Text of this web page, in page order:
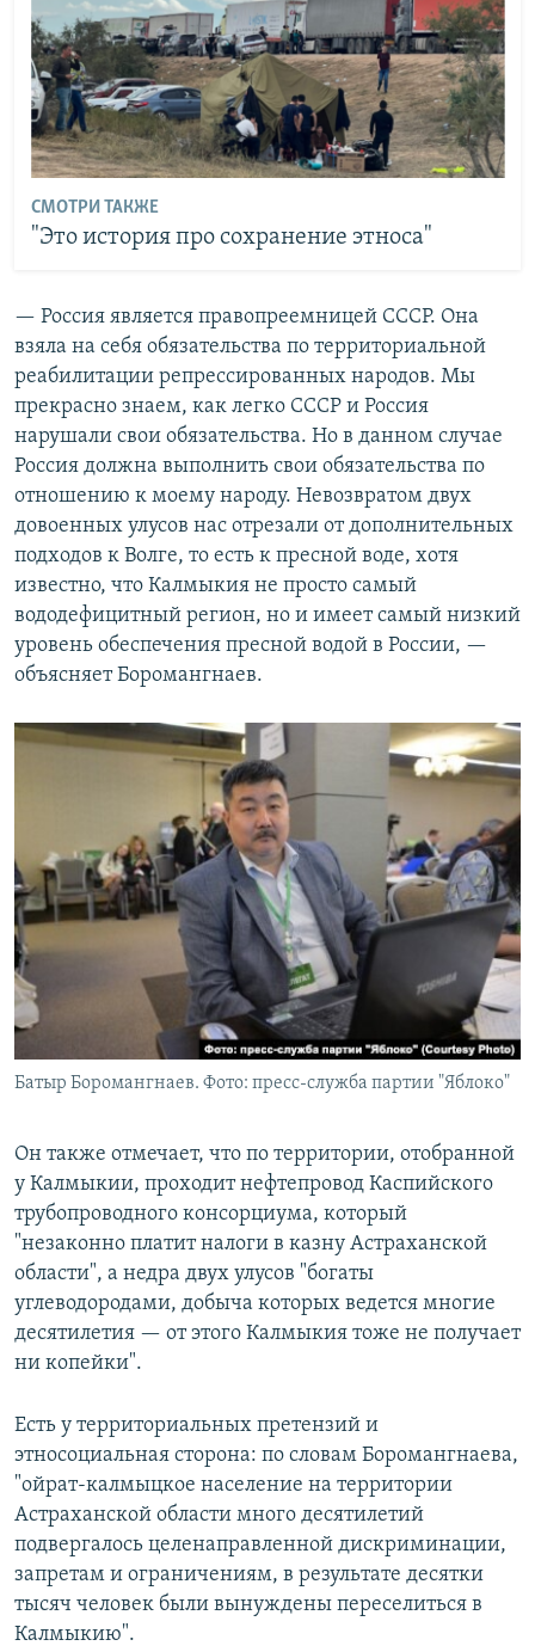
СМОТРИ ТАКЖЕ
"Это история про сохранение этноса"
— Россия является правопреемницей СССР. Она
взяла на себя обязательства по территориальной
реабилитации репрессированных народов. Мы
прекрасно знаем, как легко СССР и Россия
нарушали свои обязательства. Но в данном случае
Россия должна выполнить свои обязательства по
отношению к моему народу. Невозвратом двух
довоенных улусов нас отрезали от дополнительных
подходов к Волге, то есть к пресной воде, хотя
известно, что Калмыкия не просто самый
вододефицитный регион, но и имеет самый низкий
уровень обеспечения пресной водой в России, —
объясняет Боромангнаев.
Батыр Боромангнаев. Фото: пресс-служба партии "Яблоко"
Он также отмечает, что по территории, отобранной
у Калмыкии, проходит нефтепровод Каспийского
трубопроводного консорциума, который
"незаконно платит налоги в казну Астраханской
области", а недра двух улусов "богаты
углеводородами, добыча которых ведется многие
десятилетия — от этого Калмыкия тоже не получает
ни копейки".
Есть у территориальных претензий и
этносоциальная сторона: по словам Боромангнаева,
"ойрат-калмыцкое население на территории
Астраханской области много десятилетий
подвергалось целенаправленной дискриминации,
запретам и ограничениям, в результате десятки
тысяч человек были вынуждены переселиться в
Калмыкию".